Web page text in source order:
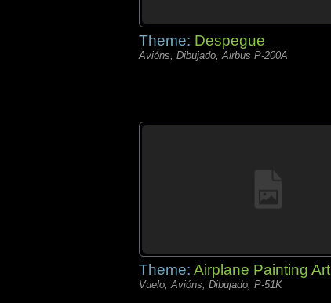
Theme: Despegue
Avións, Dibujado, Airbus P-200A
Theme: Airplane Painting Art
Vuelo, Avións, Dibujado, P-51K